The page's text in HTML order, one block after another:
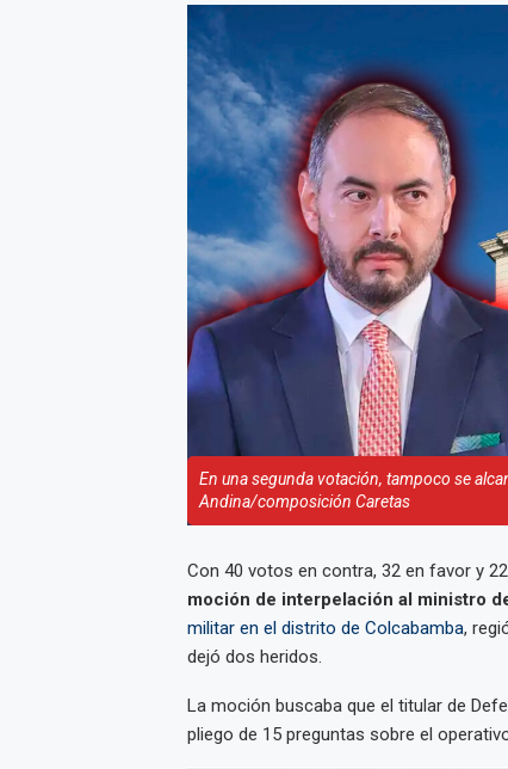
En una segunda votación, tampoco se
Andina/composición Caretas
Con 40 votos en contra, 32 en favor y
moción de interpelación al ministro
militar en el distrito de Colcabamba,
dejó dos heridos.
La moción buscaba que el titular de
pliego de 15 preguntas sobre el